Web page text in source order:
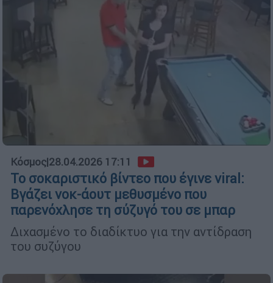
Κόσμος|28.04.2026 17:11
Το σοκαριστικό βίντεο που έγινε viral:
Βγάζει νοκ-άουτ μεθυσμένο που
παρενόχλησε τη σύζυγό του σε μπαρ
Διχασμένο το διαδίκτυο για την αντίδραση
του συζύγου